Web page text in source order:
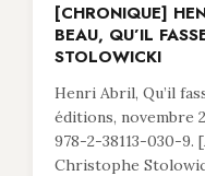
[CHRONIQUE]
BEAU, QU’IL
STOLOWICKI
Henri Abril, Qu’il
éditions, novembre
978-2-38113-030-9.
Christophe